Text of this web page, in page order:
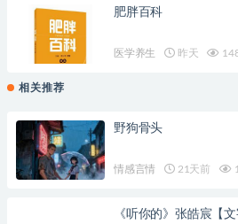
肥胖百科
医学养生 昨天
相关推荐
野狗骨头
情感言情 21天前
《听你的》张皓宸【